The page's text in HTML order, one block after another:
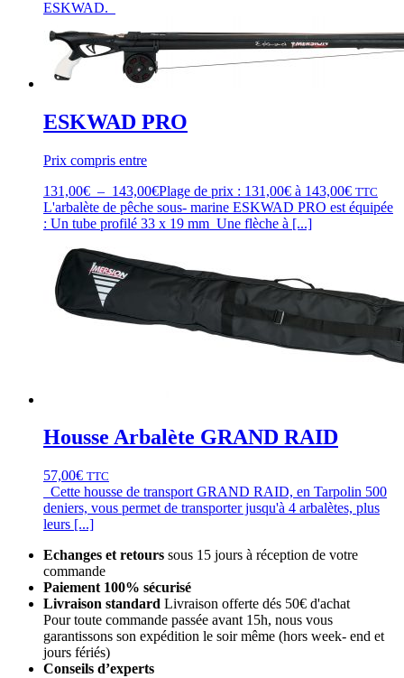
ESKWAD.
ESKWAD PRO
Prix compris entre
131,00€ – 143,00€Plage de prix : 131,00€ à 143,00€ TTC
L'arbalète de pêche sous- marine ESKWAD PRO est équipée
: Un tube profilé 33 x 19 mm Une flèche à [...]
Housse Arbalète GRAND RAID
57,00€ TTC
Cette housse de transport GRAND RAID, en Tarpolin 500
deniers, vous permet de transporter jusqu'à 4 arbalètes, plus
leurs [...]
Echanges et retours sous 15 jours à réception de votre
commande
Paiement 100% sécurisé
Livraison standard Livraison offerte dés 50€ d'achat
Pour toute commande passée avant 15h, nous vous
garantissons son expédition le soir même (hors week- end et
jours fériés)
Conseils d’experts